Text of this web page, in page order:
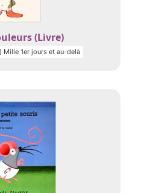
(Livre)
Mille 1er jours et au-delà